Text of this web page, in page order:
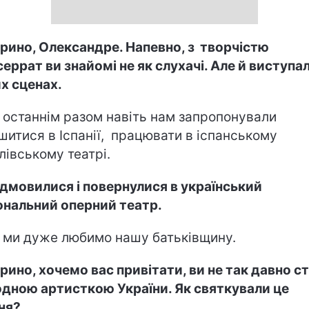
Олександре. Напевно, з творчістю
ви знайомі не як слухачі. Але й
сценах.
разом навіть нам запропонували
в Іспанії, працювати в іспанському
театрі.
і повернулися в український
оперний театр.
ми дуже любимо нашу батьківщину.
хочемо вас привітати, ви не так давно
артисткою України. Як святкували це